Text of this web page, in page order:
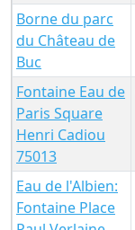
Borne du parc
du Château de
Buc
Fontaine Eau de
Paris Square
Henri Cadiou
75013
Eau de l'Albien:
Fontaine Place